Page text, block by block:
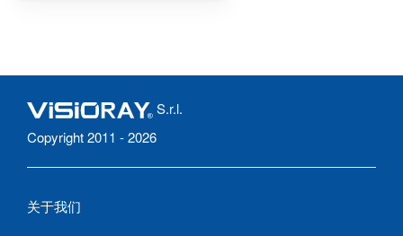
S.r.l.
Copyright 2011 - 2026
关于我们